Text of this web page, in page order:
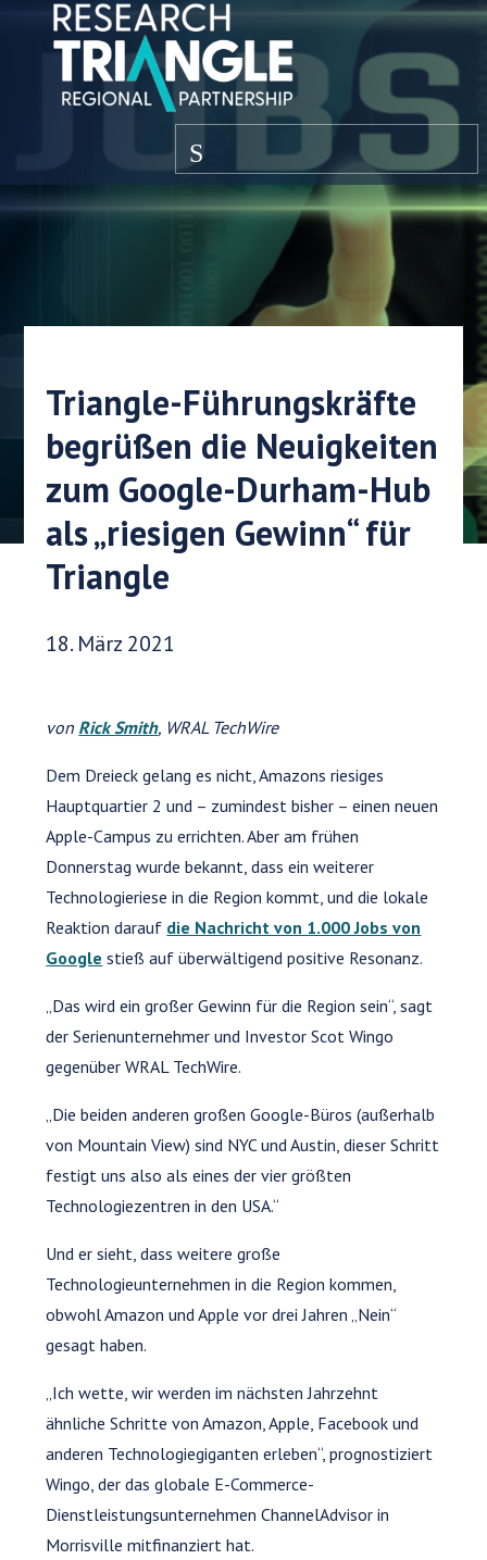
Zum Inhalt springen
Speisekarte
Triangle-Führungskräfte
begrüßen die Neuigkeiten
zum Google-Durham-Hub
als „riesigen Gewinn“ für
Triangle
Veröffentlichungsdatum:
18. März 2021
von Rick Smith, WRAL TechWire
Dem Dreieck gelang es nicht, Amazons riesiges
Hauptquartier 2 und – zumindest bisher – einen neuen
Apple-Campus zu errichten. Aber am frühen
Donnerstag wurde bekannt, dass ein weiterer
Technologieriese in die Region kommt, und die lokale
Reaktion darauf die Nachricht von 1.000 Jobs von
Google stieß auf überwältigend positive Resonanz.
„Das wird ein großer Gewinn für die Region sein“, sagt
der Serienunternehmer und Investor Scot Wingo
gegenüber WRAL TechWire.
„Die beiden anderen großen Google-Büros (außerhalb
von Mountain View) sind NYC und Austin, dieser Schritt
festigt uns also als eines der vier größten
Technologiezentren in den USA.“
Und er sieht, dass weitere große
Technologieunternehmen in die Region kommen,
obwohl Amazon und Apple vor drei Jahren „Nein“
gesagt haben.
„Ich wette, wir werden im nächsten Jahrzehnt
ähnliche Schritte von Amazon, Apple, Facebook und
anderen Technologiegiganten erleben“, prognostiziert
Wingo, der das globale E-Commerce-
Dienstleistungsunternehmen ChannelAdvisor in
Morrisville mitfinanziert hat.